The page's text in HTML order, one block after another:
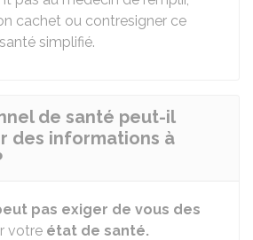
cachet ou contresigner ce
simplifié.
de santé peut-il
des informations à
pas exiger de vous des
votre état de santé.